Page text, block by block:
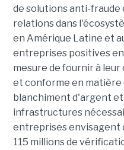
de solutions anti-fraude
relations dans
en Amérique Latine et
entreprises positives en
mesure de fournir à
et conforme en matière
blanchiment d'argent
infrastructures
entreprises
115 millions de